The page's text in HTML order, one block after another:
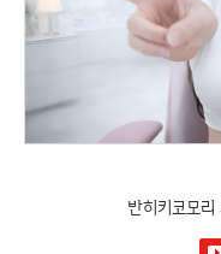
반히키코모